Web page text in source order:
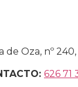
de Oza, nº
626 71